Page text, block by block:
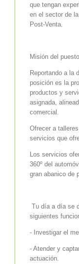
que tengan
en el sector de
Post-Venta.
Misión del
Reportando a la
posición es la
productos y
asignada,
comercial.
Ofrecer a
servicios que
Los servicios
360º del
gran abanico de
Tu día a día se
siguientes
- Investigar el
- Atender y
actuación.